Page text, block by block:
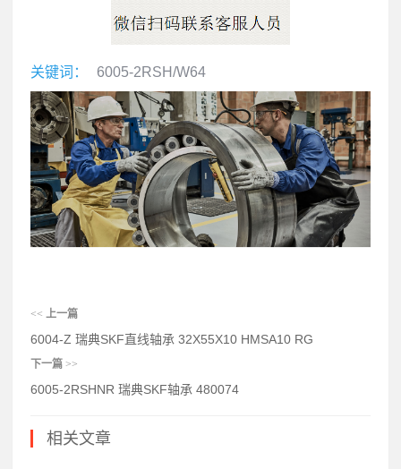
关键词： 6005-2RSH/W64
<< 上一篇
6004-Z 瑞典SKF直线轴承 32X55X10 HMSA10 RG
下一篇 >>
6005-2RSHNR 瑞典SKF轴承 480074
相关文章